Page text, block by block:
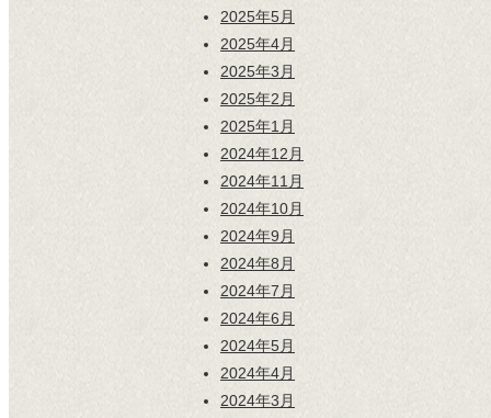
2025年5月
2025年4月
2025年3月
2025年2月
2025年1月
2024年12月
2024年11月
2024年10月
2024年9月
2024年8月
2024年7月
2024年6月
2024年5月
2024年4月
2024年3月